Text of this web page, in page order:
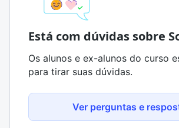
Está com dúvidas sobre
Os alunos e ex-alunos do curso
para tirar suas dúvidas.
Ver perguntas e